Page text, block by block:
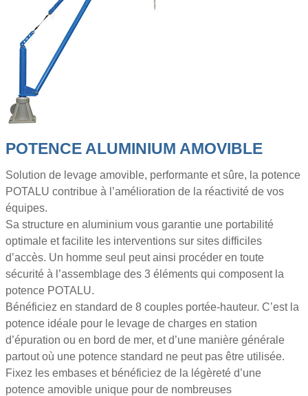
POTENCE ALUMINIUM AMOVIBLE
Solution de levage amovible, performante et sûre, la potence
POTALU contribue à l’amélioration de la réactivité de vos
équipes.
Sa structure en aluminium vous garantie une portabilité
optimale et facilite les interventions sur sites difficiles
d’accès. Un homme seul peut ainsi procéder en toute
sécurité à l’assemblage des 3 éléments qui composent la
potence POTALU.
Bénéficiez en standard de 8 couples portée-hauteur. C’est la
potence idéale pour le levage de charges en station
d’épuration ou en bord de mer, et d’une manière générale
partout où une potence standard ne peut pas être utilisée.
Fixez les embases et bénéficiez de la légèreté d’une
potence amovible unique pour de nombreuses